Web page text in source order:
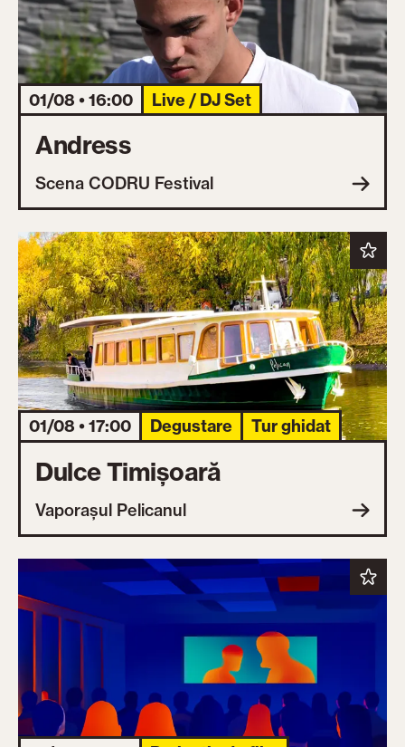
01/08 • 16:00 Live / DJ Set
Andress
Scena CODRU Festival
01/08 • 17:00 Degustare Tur ghidat
Dulce Timișoară
Vaporașul Pelicanul